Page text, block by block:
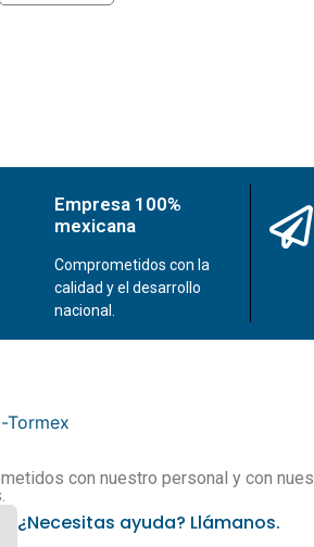
Empresa 100%
mexicana
Comprometidos con la
calidad y el desarrollo
nacional.
con nuestro personal y con
¿Necesitas ayuda? Llámanos.